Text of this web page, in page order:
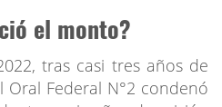
el monto?
tras casi tres años de
Federal N°2 condenó